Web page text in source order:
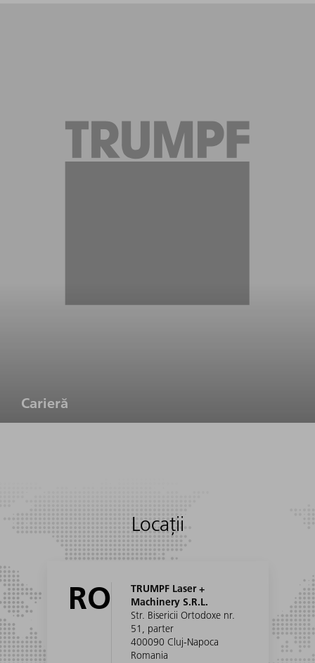
Carieră
Locații
RO
TRUMPF Laser +
Machinery S.R.L.
Str. Bisericii Ortodoxe nr.
51, parter
400090 Cluj-Napoca
Romania